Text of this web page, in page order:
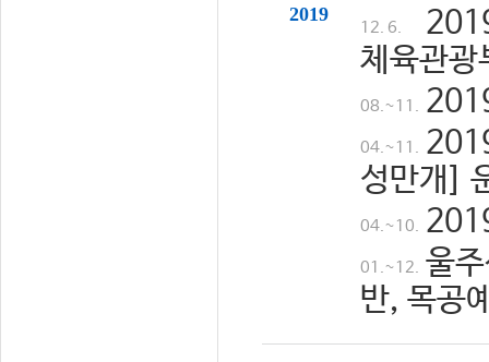
2019
12. 6.
체육관광
08.~11.
04.~11.
성만개]
04.~10.
01.~12. 울
반, 목공